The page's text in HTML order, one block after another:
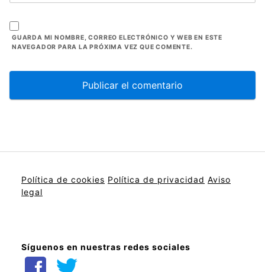
GUARDA MI NOMBRE, CORREO ELECTRÓNICO Y WEB EN ESTE
NAVEGADOR PARA LA PRÓXIMA VEZ QUE COMENTE.
Política de cookies Política de privacidad Aviso
legal
Síguenos en nuestras redes sociales